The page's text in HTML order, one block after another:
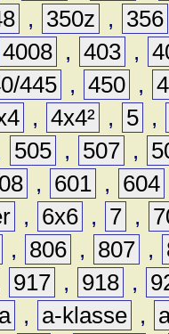
, 350z ,
356
4008 , 403 ,
445 , 450 ,
, 4x4² , 5 ,
505 , 507 ,
, 601 , 604
, 6x6 , 7 ,
, 806 , 807 ,
917 , 918 ,
a , a-klasse ,